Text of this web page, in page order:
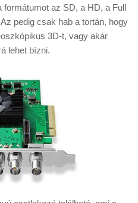
az SD, a HD, a Full
pedig csak hab a tortán, hogy
3D-t, vagy akár
lehet bízni.